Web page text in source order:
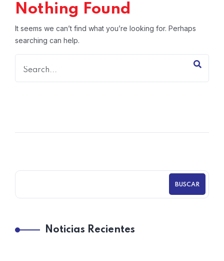
Nothing Found
It seems we can’t find what you’re looking for. Perhaps
searching can help.
BUSCAR
Noticias Recientes